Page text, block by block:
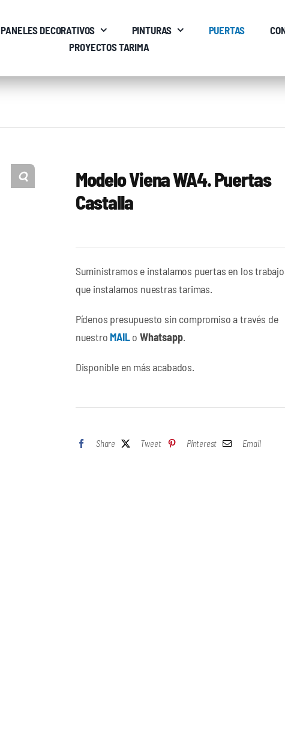
PANELES DECORATIVOS PINTURAS PUERTAS
PROYECTOS TARIMA
Modelo Viena WA4. Puertas
Castalla
Suministramos e instalamos puertas en los
que instalamos nuestras tarimas.
Pídenos presupuesto sin compromiso a través de
nuestro MAIL oWhatsapp.
Disponible en más acabados.
Share Tweet Pinterest Email